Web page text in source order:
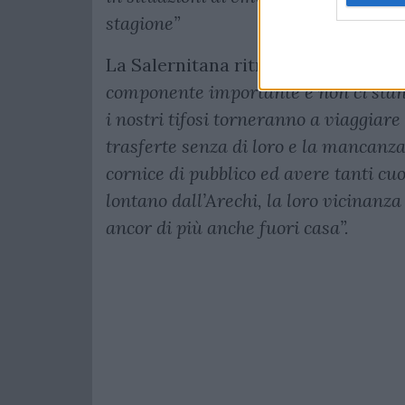
stagione”
La Salernitana ritrova i suoi tifosi
componente importante e non ci
i nostri tifosi torneranno a viaggiare
trasferte senza di loro e la
cornice di pubblico ed avere tanti
lontano dall’Arechi, la loro
ancor di più anche fuori casa”.